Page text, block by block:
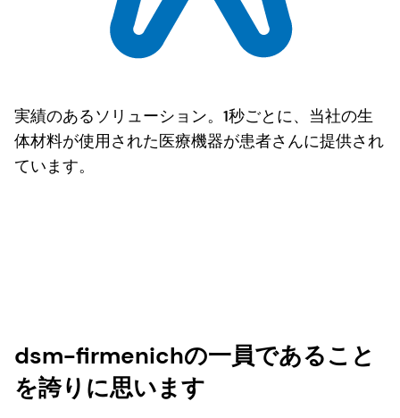
実績のあるソリューション。1秒ごとに、当社の生
体材料が使用された医療機器が患者さんに提供され
ています。
dsm-firmenichの一員であること
を誇りに思います